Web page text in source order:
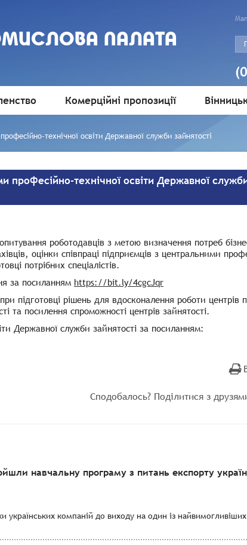
ПАЛАТА
Комерційні пропозиції
технічної освіти Державної служби зайнятості
професійно-технічної освіти Державної
роботодавців з метою визначення потреб
оцінки співпраці підприємців з центральними
потрібних спеціалістів.
за посиланням https://bit.ly/4cgcJqr
підготовці рішень для вдосконалення роботи центрів
та посилення спроможності центрів зайнятості.
Державної служби зайнятості за посиланням:
Сподобалось? Поділитися з
навчальну програму з питань експорту
компаній до виходу на один із найвимогливіших